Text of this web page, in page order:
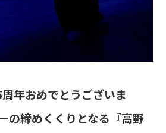
周年おめでとうございま
締めくくりとなる『高野